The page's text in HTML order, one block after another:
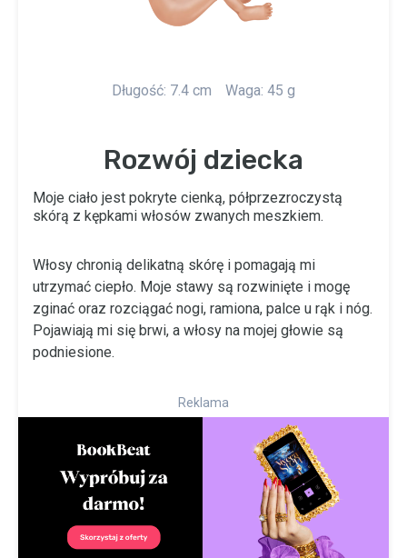
Długość: 7.4 cm Waga: 45 g
Rozwój dziecka
Moje ciało jest pokryte cienką, półprzezroczystą
skórą z kępkami włosów zwanych meszkiem.
Włosy chronią delikatną skórę i pomagają mi
utrzymać ciepło. Moje stawy są rozwinięte i mogę
zginać oraz rozciągać nogi, ramiona, palce u rąk i nóg.
Pojawiają mi się brwi, a włosy na mojej głowie są
podniesione.
Reklama